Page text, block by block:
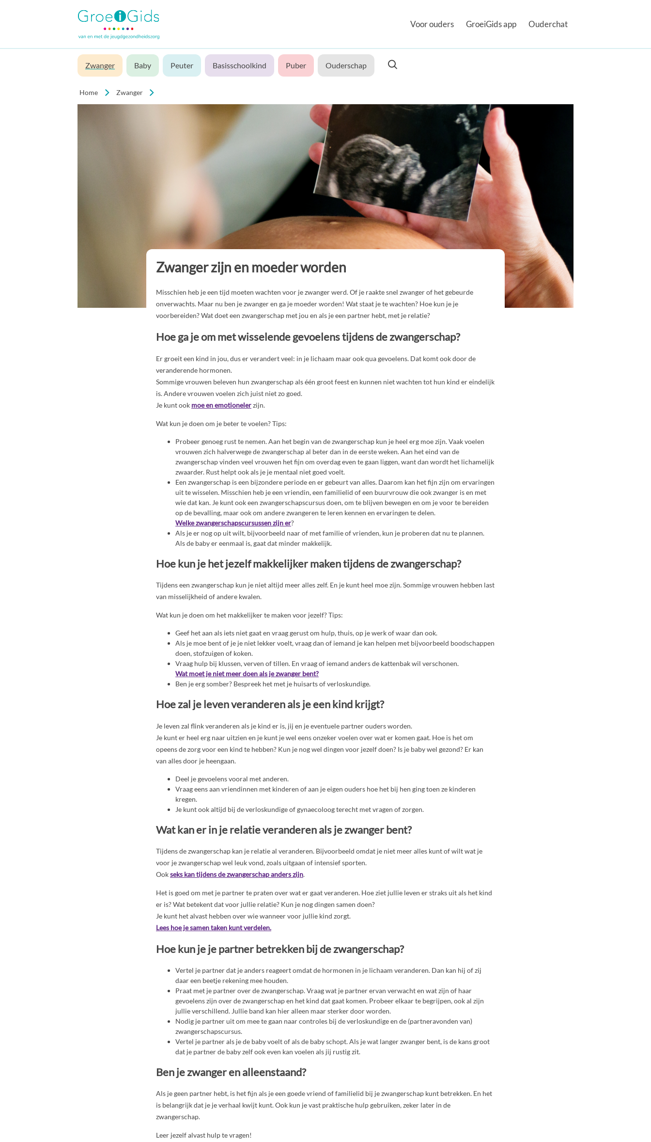
Voor ouders GroeiGids app Ouderchat
Zwanger Baby Peuter Basisschoolkind Puber Ouderschap
Home Zwanger
Zwanger zijn en moeder worden
Misschien heb je een tijd moeten wachten voor je zwanger werd. Of je raakte snel zwanger of het gebeurde
onverwachts. Maar nu ben je zwanger en ga je moeder worden! Wat staat je te wachten? Hoe kun je je
voorbereiden? Wat doet een zwangerschap met jou en als je een partner hebt, met je relatie?
Hoe ga je om met wisselende gevoelens tijdens de zwangerschap?
Er groeit een kind in jou, dus er verandert veel: in je lichaam maar ook qua gevoelens. Dat komt ook door de
veranderende hormonen.
Sommige vrouwen beleven hun zwangerschap als één groot feest en kunnen niet wachten tot hun kind er eindelijk
is. Andere vrouwen voelen zich juist niet zo goed.
Je kunt ook moe en emotionelerzijn.
Wat kun je doen om je beter te voelen? Tips:
Probeer genoeg rust te nemen. Aan het begin van de zwangerschap kun je heel erg moe zijn. Vaak voelen
vrouwen zich halverwege de zwangerschap al beter dan in de eerste weken. Aan het eind van de
zwangerschap vinden veel vrouwen het fijn om overdag even te gaan liggen, want dan wordt het lichamelijk
zwaarder. Rust helpt ook als je je mentaal niet goed voelt.
Een zwangerschap is een bijzondere periode en er gebeurt van alles. Daarom kan het fijn zijn om ervaringen
uit te wisselen. Misschien heb je een vriendin, een familielid of een buurvrouw die ook zwanger is en met
wie dat kan. Je kunt ook een zwangerschapscursus doen, om te blijven bewegen en om je voor te bereiden
op de bevalling, maar ook om andere zwangeren te leren kennen en ervaringen te delen.
Welke zwangerschapscursussen zijn er?
Als je er nog op uit wilt, bijvoorbeeld naar of met familie of vrienden, kun je proberen dat nu te plannen.
Als de baby er eenmaal is, gaat dat minder makkelijk.
Hoe kun je het jezelf makkelijker maken tijdens de zwangerschap?
Tijdens een zwangerschap kun je niet altijd meer alles zelf. En je kunt heel moe zijn. Sommige vrouwen hebben last
van misselijkheid of andere kwalen.
Wat kun je doen om het makkelijker te maken voor jezelf? Tips:
Geef het aan als iets niet gaat en vraag gerust om hulp, thuis, op je werk of waar dan ook.
Als je moe bent of je je niet lekker voelt, vraag dan of iemand je kan helpen met bijvoorbeeld boodschappen
doen, stofzuigen of koken.
Vraag hulp bij klussen, verven of tillen. En vraag of iemand anders de kattenbak wil verschonen.
Wat moet je niet meer doen als je zwanger bent?
Ben je erg somber? Bespreek het met je huisarts of verloskundige.
Hoe zal je leven veranderen als je een kind krijgt?
Je leven zal flink veranderen als je kind er is, jij en je eventuele partner ouders worden.
Je kunt er heel erg naar uitzien en je kunt je wel eens onzeker voelen over wat er komen gaat. Hoe is het om
opeens de zorg voor een kind te hebben? Kun je nog wel dingen voor jezelf doen? Is je baby wel gezond? Er kan
van alles door je heengaan.
Deel je gevoelens vooral met anderen.
Vraag eens aan vriendinnen met kinderen of aan je eigen ouders hoe het bij hen ging toen ze kinderen
kregen.
Je kunt ook altijd bij de verloskundige of gynaecoloog terecht met vragen of zorgen.
Wat kan er in je relatie veranderen als je zwanger bent?
Tijdens de zwangerschap kan je relatie al veranderen. Bijvoorbeeld omdat je niet meer alles kunt of wilt wat je
voor je zwangerschap wel leuk vond, zoals uitgaan of intensief sporten.
Ookseks kan tijdens de zwangerschap anders zijn.
Het is goed om met je partner te praten over wat er gaat veranderen. Hoe ziet jullie leven er straks uit als het kind
er is? Wat betekent dat voor jullie relatie? Kun je nog dingen samen doen?
Je kunt het alvast hebben over wie wanneer voor jullie kind zorgt.
Lees hoe je samen taken kunt verdelen.
Hoe kun je je partner betrekken bij de zwangerschap?
Vertel je partner dat je anders reageert omdat de hormonen in je lichaam veranderen. Dan kan hij of zij
daar een beetje rekening mee houden.
Praat met je partner over de zwangerschap. Vraag wat je partner ervan verwacht en wat zijn of haar
gevoelens zijn over de zwangerschap en het kind dat gaat komen. Probeer elkaar te begrijpen, ook al zijn
jullie verschillend. Jullie band kan hier alleen maar sterker door worden.
Nodig je partner uit om mee te gaan naar controles bij de verloskundige en de (partneravonden van)
zwangerschapscursus.
Vertel je partner als je de baby voelt of als de baby schopt. Als je wat langer zwanger bent, is de kans groot
dat je partner de baby zelf ook even kan voelen als jij rustig zit.
Ben je zwanger en alleenstaand?
Als je geen partner hebt, is het fijn als je een goede vriend of familielid bij je zwangerschap kunt betrekken. En het
is belangrijk dat je je verhaal kwijt kunt. Ook kun je vast praktische hulp gebruiken, zeker later in de
zwangerschap.
Leer jezelf alvast hulp te vragen!